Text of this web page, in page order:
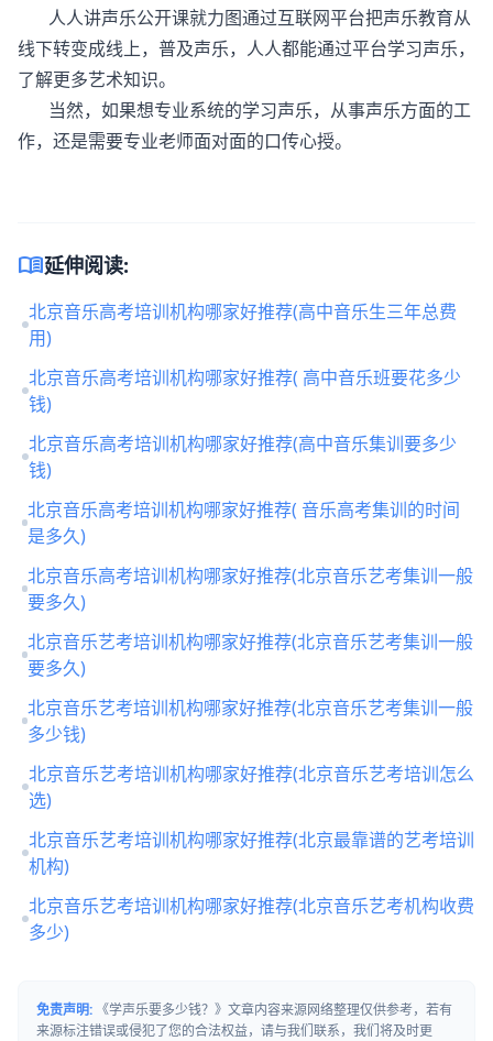
人人讲声乐公开课就力图通过互联网平台把声乐教育从
线下转变成线上，普及声乐，人人都能通过平台学习声乐，
了解更多艺术知识。
当然，如果想专业系统的学习声乐，从事声乐方面的工
作，还是需要专业老师面对面的口传心授。
menu_book延伸阅读:
北京音乐高考培训机构哪家好推荐(高中音乐生三年总费
用)
北京音乐高考培训机构哪家好推荐( 高中音乐班要花多少
钱)
北京音乐高考培训机构哪家好推荐(高中音乐集训要多少
钱)
北京音乐高考培训机构哪家好推荐( 音乐高考集训的时间
是多久)
北京音乐高考培训机构哪家好推荐(北京音乐艺考集训一般
要多久)
北京音乐艺考培训机构哪家好推荐(北京音乐艺考集训一般
要多久)
北京音乐艺考培训机构哪家好推荐(北京音乐艺考集训一般
多少钱)
北京音乐艺考培训机构哪家好推荐(北京音乐艺考培训怎么
选)
北京音乐艺考培训机构哪家好推荐(北京最靠谱的艺考培训
机构)
北京音乐艺考培训机构哪家好推荐(北京音乐艺考机构收费
多少)
免责声明: 《学声乐要多少钱？》文章内容来源网络整理仅供参考，若有
来源标注错误或侵犯了您的合法权益，请与我们联系，我们将及时更